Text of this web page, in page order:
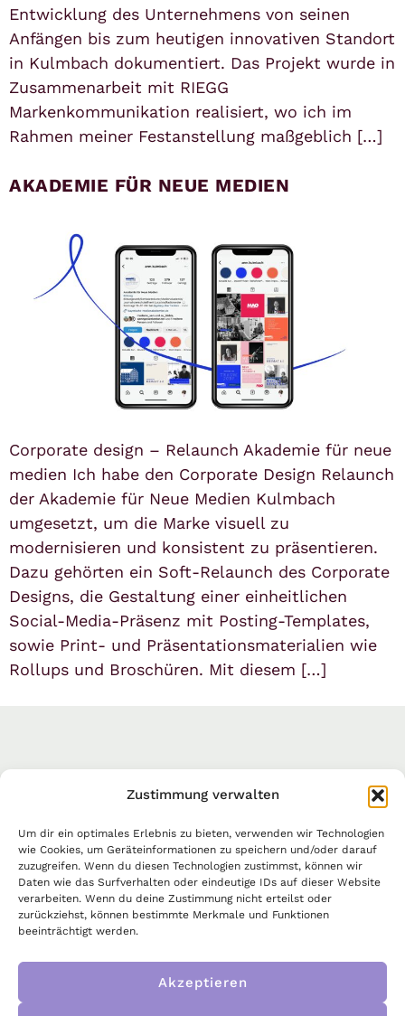
Zustimmung verwalten
Um dir ein optimales Erlebnis zu bieten, verwenden wir Technologien
wie Cookies, um Geräteinformationen zu speichern und/oder darauf
zuzugreifen. Wenn du diesen Technologien zustimmst, können wir
Daten wie das Surfverhalten oder eindeutige IDs auf dieser Website
verarbeiten. Wenn du deine Zustimmung nicht erteilst oder
zurückziehst, können bestimmte Merkmale und Funktionen
beeinträchtigt werden.
Akzeptieren
Entwicklung des Unternehmens von seinen
Anfängen bis zum heutigen innovativen Standort
in Kulmbach dokumentiert. Das Projekt wurde in
Zusammenarbeit mit RIEGG
Markenkommunikation realisiert, wo ich im
Rahmen meiner Festanstellung maßgeblich […]
AKADEMIE FÜR NEUE MEDIEN
Corporate design – Relaunch Akademie für neue
medien Ich habe den Corporate Design Relaunch
der Akademie für Neue Medien Kulmbach
umgesetzt, um die Marke visuell zu
modernisieren und konsistent zu präsentieren.
Dazu gehörten ein Soft-Relaunch des Corporate
Designs, die Gestaltung einer einheitlichen
Social-Media-Präsenz mit Posting-Templates,
sowie Print- und Präsentationsmaterialien wie
Rollups und Broschüren. Mit diesem […]
Lass unbedingt mal quatschen und
hello@marisamaresa.de
@marisamaresa